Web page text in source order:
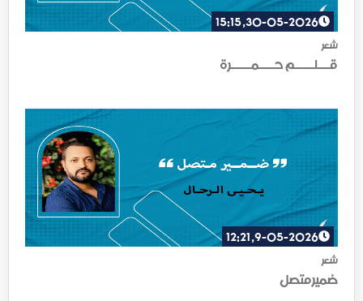
شعر
30-05-2026, 15:15
قـــلـــــم حــــمـــــرة
شعر
9-05-2026, 12:21
ضمير متصل